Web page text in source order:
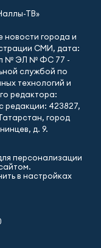
ТВ»
новости города и
СМИ, дата:
№ ЭЛ № ФС 77 -
службой по
технологий и
редактора:
редакции: 423827,
город
д. 9.
персонализации
в настройках